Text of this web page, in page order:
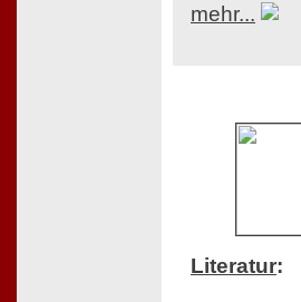
mehr...
Literatur: